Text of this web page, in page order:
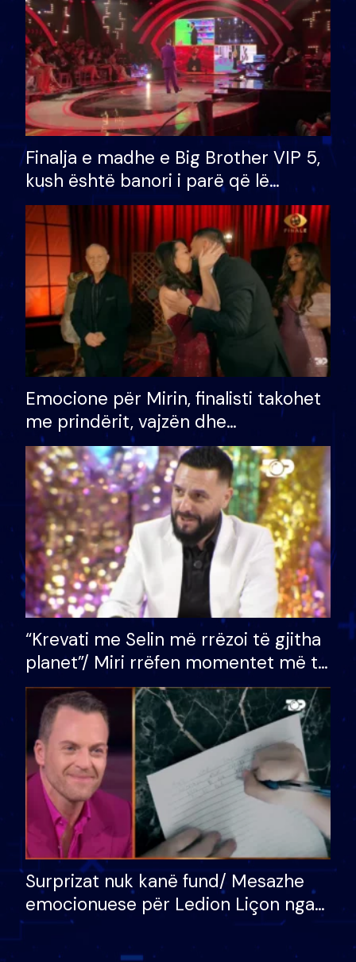
Finalja e madhe e Big Brother VIP 5,
kush është banori i parë që lë
shtëpinë dhe humb mundësinë për
të fituar çmimin e madh
Emocione për Mirin, finalisti takohet
me prindërit, vajzën dhe
bashkëshorten: S’kemi ndonjë letër
divorci apo jo?
“Krevati me Selin më rrëzoi të gjitha
planet”/ Miri rrëfen momentet më të
bukura në shtëpinë e BB VIP: Do më
mungojë zilja e mëngjesit kur…
Surprizat nuk kanë fund/ Mesazhe
emocionuese për Ledion Liçon nga
nëna dhe fëmijët e tij, moderatori
nuk i mban dot lotët: Nuk meritoj…